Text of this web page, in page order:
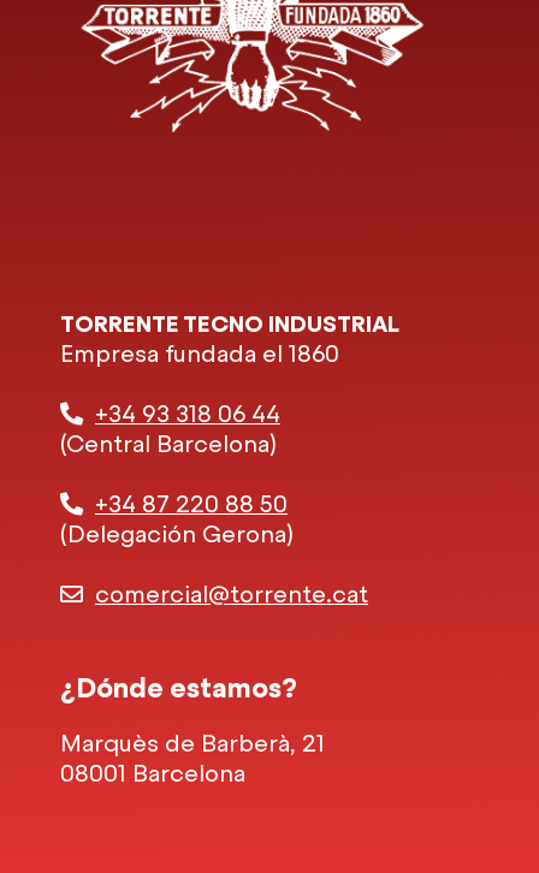
TORRENTE TECNO INDUSTRIAL
Empresa fundada el 1860
+34 93 318 06 44
(Central Barcelona)
+34 87 220 88 50
(Delegación Gerona)
comercial@torrente.cat
¿Dónde estamos?
Marquès de Barberà, 21
08001 Barcelona